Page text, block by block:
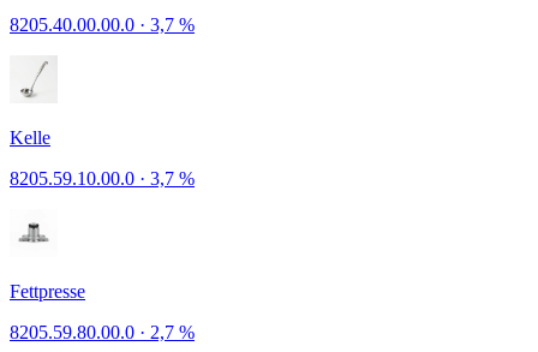
8205.40.00.00.0 · 3,7 %
Kelle
8205.59.10.00.0 · 3,7 %
Fettpresse
8205.59.80.00.0 · 2,7 %